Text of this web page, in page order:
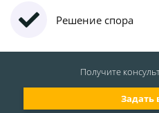
Решение спора
Задать
Получите